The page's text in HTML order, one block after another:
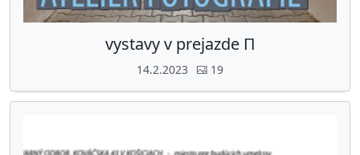
vystavy v prejazde П
14.2.2023 19